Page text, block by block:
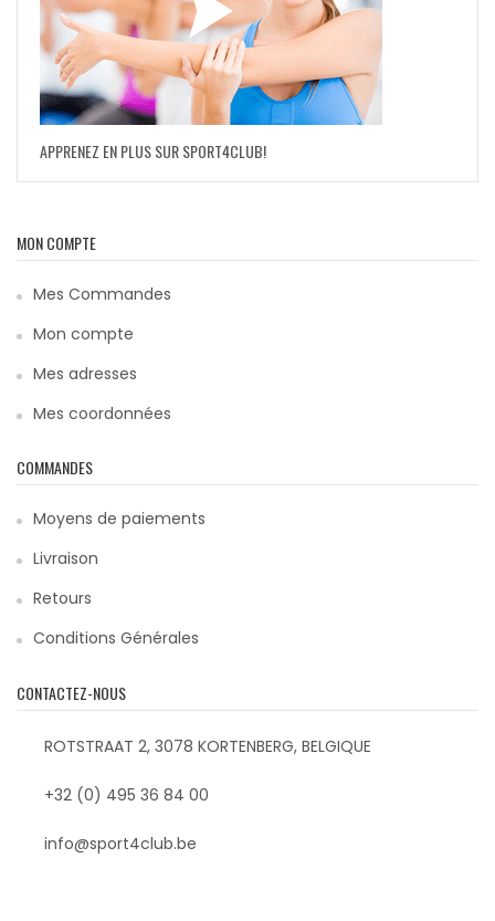
APPRENEZ EN PLUS SUR SPORT4CLUB!
MON COMPTE
Mes Commandes
Mon compte
Mes adresses
Mes coordonnées
COMMANDES
Moyens de paiements
Livraison
Retours
Conditions Générales
CONTACTEZ-NOUS
ROTSTRAAT 2, 3078 KORTENBERG, BELGIQUE
+32 (0) 495 36 84 00
info@sport4club.be